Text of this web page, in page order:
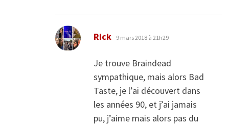
Rick dit :
9 mars 2018 à 21h29
Je trouve Braindead
sympathique, mais alors Bad
Taste, je l’ai découvert dans
les années 90, et j’ai jamais
pu, j’aime mais alors pas du